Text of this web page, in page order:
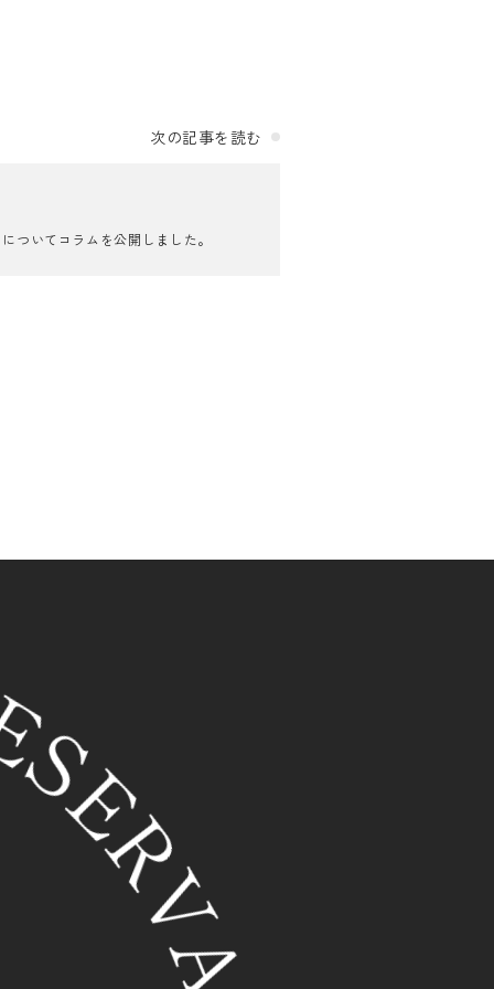
次の記事を読む
ついてコラムを公開しました。